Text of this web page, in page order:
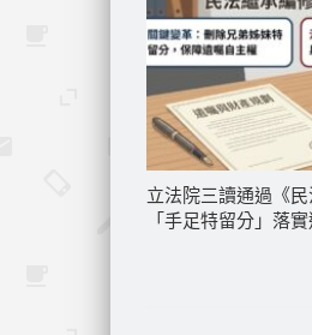
立法院三讀通過《
「手足特留分」落